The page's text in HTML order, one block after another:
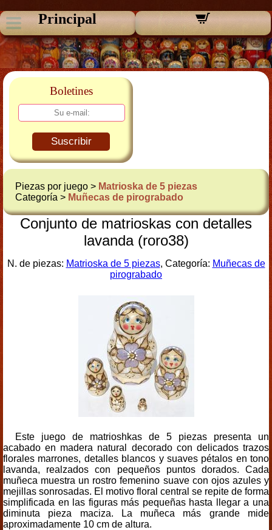
Principal
Boletines
Suscribir
Piezas por juego > Matrioska de 5 piezas
Categoría > Muñecas de pirograbado
Conjunto de matrioskas con detalles
lavanda (roro38)
N. de piezas: Matrioska de 5 piezas, Categoría: Muñecas de
pirograbado
Este juego de matrioshkas de 5 piezas presenta un
acabado en madera natural decorado con delicados trazos
florales marrones, detalles blancos y suaves pétalos en tono
lavanda, realzados con pequeños puntos dorados. Cada
muñeca muestra un rostro femenino suave con ojos azules y
mejillas sonrosadas. El motivo floral central se repite de forma
simplificada en las figuras más pequeñas hasta llegar a una
diminuta pieza maciza. La muñeca más grande mide
aproximadamente 10 cm de altura.